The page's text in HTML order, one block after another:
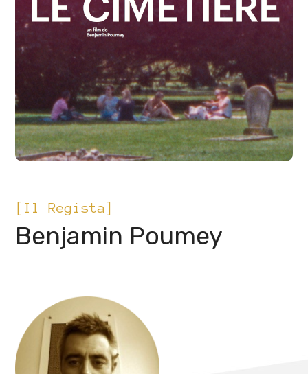
[Il Regista]
Benjamin Poumey